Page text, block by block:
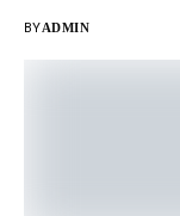
pouso...
BYADMIN